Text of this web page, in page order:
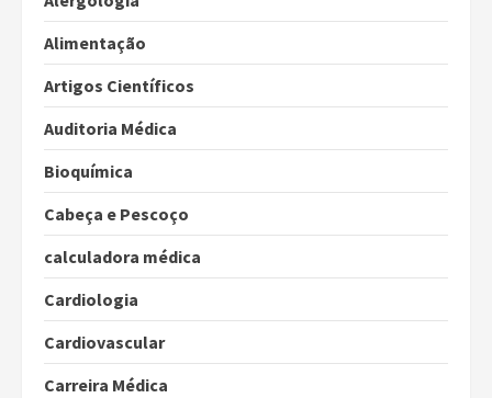
Alimentação
Artigos Científicos
Auditoria Médica
Bioquímica
Cabeça e Pescoço
calculadora médica
Cardiologia
Cardiovascular
Carreira Médica